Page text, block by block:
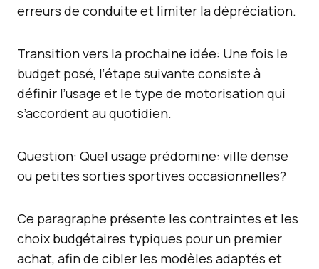
erreurs de conduite et limiter la dépréciation.
Transition vers la prochaine idée: Une fois le
budget posé, l’étape suivante consiste à
définir l’usage et le type de motorisation qui
s’accordent au quotidien.
Question: Quel usage prédomine: ville dense
ou petites sorties sportives occasionnelles?
Ce paragraphe présente les contraintes et les
choix budgétaires typiques pour un premier
achat, afin de cibler les modèles adaptés et